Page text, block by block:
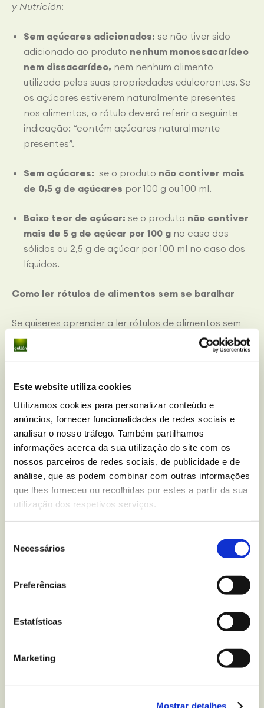
Este website utiliza cookies
Utilizamos cookies para personalizar conteúdo e
anúncios, fornecer funcionalidades de redes sociais e
analisar o nosso tráfego. Também partilhamos
informações acerca da sua utilização do site com os
nossos parceiros de redes sociais, de publicidade e de
análise, que as podem combinar com outras informações
que lhes forneceu ou recolhidas por estes a partir da sua
utilização dos respetivos serviços.
Necessários
Preferências
Estatísticas
Marketing
Mostrar detalhes
y Nutrición:
Sem açúcares adicionados: se não tiver sido
adicionado ao produto nenhum monossacarídeo
nem dissacarídeo, nem nenhum alimento
utilizado pelas suas propriedades edulcorantes. Se
os açúcares estiverem naturalmente presentes
nos alimentos, o rótulo deverá referir a seguinte
indicação: “contém açúcares naturalmente
presentes”.
Sem açúcares: se o produto não contiver mais
de 0,5 g de açúcares por 100 g ou 100 ml.
Baixo teor de açúcar: se o produto não contiver
mais de 5 g de açúcar por 100 g no caso dos
sólidos ou 2,5 g de açúcar por 100 ml no caso dos
líquidos.
Como ler rótulos de alimentos sem se baralhar
Se quiseres aprender a ler rótulos de alimentos sem
te baralhares, há dois aspetos importantes:
açúcares adicionados ou ingredientes que são
A tabela nutricional: aqui aparece a quantidade
total de açúcares.
Se quiseres aprofundar mais, poderás ler o nosso
artigo sobrecomo interpretar rótulos de
alimentos passo a passo, no nosso blog.
sem se baralhar
Não é necessário analisar cada produto durante